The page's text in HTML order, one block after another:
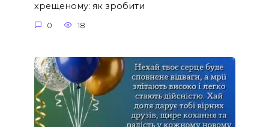
хрещеному: як зробити
0 18